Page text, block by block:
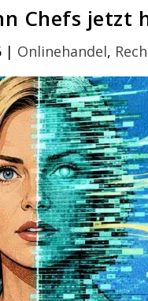
Chefs jetzt
| Onlinehandel,